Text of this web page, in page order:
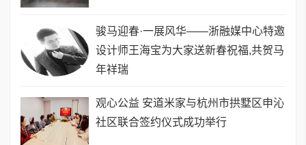
骏马迎春·一展风华——浙融媒中心特邀
设计师王海宝为大家送新春祝福,共贺马
年祥瑞
观心公益 安道米家与杭州市拱墅区申沁
社区联合签约仪式成功举行